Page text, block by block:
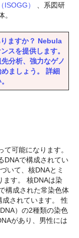
）
、系図研
ますか？ Nebula
スを提供します。
分析、強力なゲノ
ましょう。 詳細
可能になります。
DNAで構成されてい
いて、核DNAとミ
ます。 核DNAは染
構成された常染色体
されています。 性
）の2種類の染色
があり、男性には